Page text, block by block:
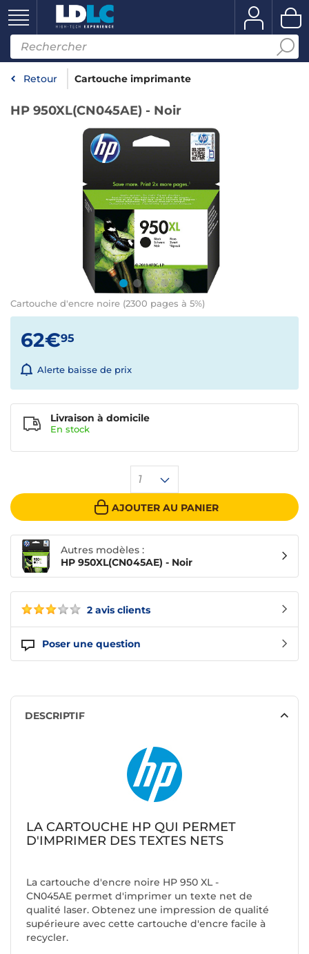
Retour Cartouche imprimante
HP 950XL(CN045AE) - Noir
Cartouche d'encre noire (2300 pages à 5%)
2 avis clients
Poser une question
62€95
Alerte baisse de prix
1
AJOUTER AU PANIER
Livraison à domicile
En stock
Autres modèles :
HP 950XL(CN045AE) - Noir
DESCRIPTIF
LA CARTOUCHE HP QUI PERMET
D'IMPRIMER DES TEXTES NETS
La cartouche d'encre noire HP 950 XL -
CN045AE permet d'imprimer un texte net de
qualité laser. Obtenez une impression de qualité
supérieure avec cette cartouche d'encre facile à
recycler.